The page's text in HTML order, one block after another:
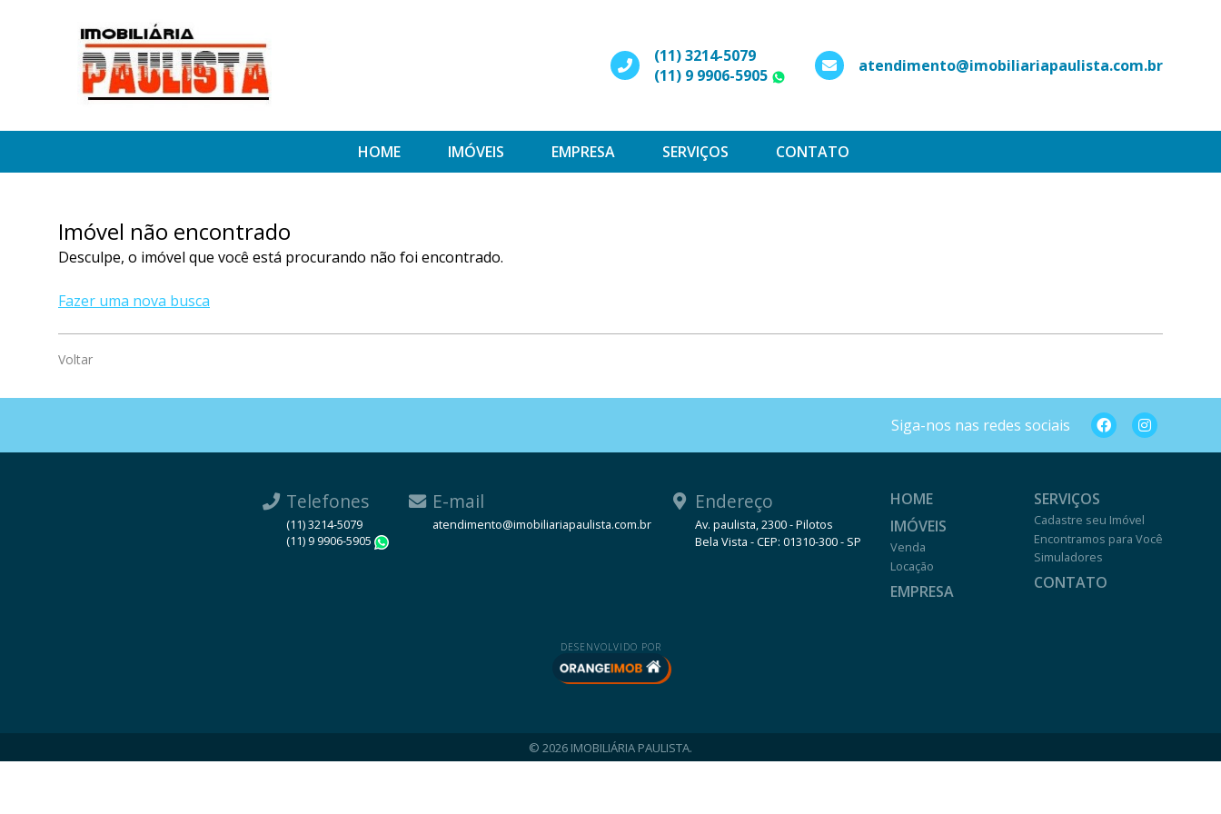
(11) 3214-5079
(11) 9 9906-5905
WhatsApp
atendimento@imobiliariapaulista.com.br
HOME IMÓVEIS EMPRESA SERVIÇOS CONTATO
Imóvel não encontrado
Desculpe, o imóvel que você está procurando não foi encontrado.
Fazer uma nova busca
Voltar
Siga-nos nas redes sociais
Telefones
(11) 3214-5079
(11) 9 9906-5905
E-mail
atendimento@imobiliariapaulista.com.br
Endereço
Av. paulista, 2300 - Pilotos
Bela Vista - CEP: 01310-300 - SP
HOME
IMÓVEIS
Venda
Locação
EMPRESA
SERVIÇOS
Cadastre seu Imóvel
Encontramos para Você
Simuladores
CONTATO
DESENVOLVIDO POR
© 2026 IMOBILIÁRIA PAULISTA.